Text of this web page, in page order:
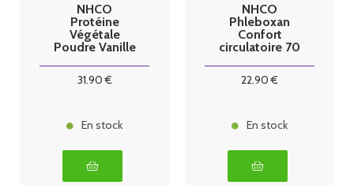
NHCO
Protéine
Végétale
Poudre Vanille
31.90€
En stock
NHCO
Phleboxan
Confort
circulatoire 70
22.90 €
En stock